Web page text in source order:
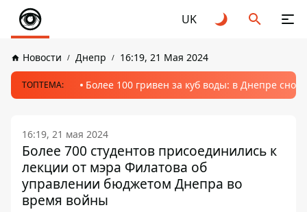
UK
Новости Днепр 16:19, 21 Мая 2024
ТОПТЕМА: Более 100 гривен за куб воды: в Днепре
16:19, 21 мая 2024
Более 700 студентов присоединились к
лекции от мэра Филатова об
управлении бюджетом Днепра во
время войны